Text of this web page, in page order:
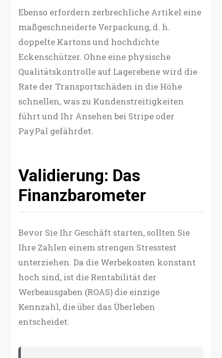
Ebenso erfordern zerbrechliche Artikel eine
maßgeschneiderte Verpackung, d. h.
doppelte Kartons und hochdichte
Eckenschützer. Ohne eine physische
Qualitätskontrolle auf Lagerebene wird die
Rate der Transportschäden in die Höhe
schnellen, was zu Kundenstreitigkeiten
führt und Ihr Ansehen bei Stripe oder
PayPal gefährdet.
Validierung: Das
Finanzbarometer
Bevor Sie Ihr Geschäft starten, sollten Sie
Ihre Zahlen einem strengen Stresstest
unterziehen. Da die Werbekosten konstant
hoch sind, ist die Rentabilität der
Werbeausgaben (ROAS) die einzige
Kennzahl, die über das Überleben
entscheidet.